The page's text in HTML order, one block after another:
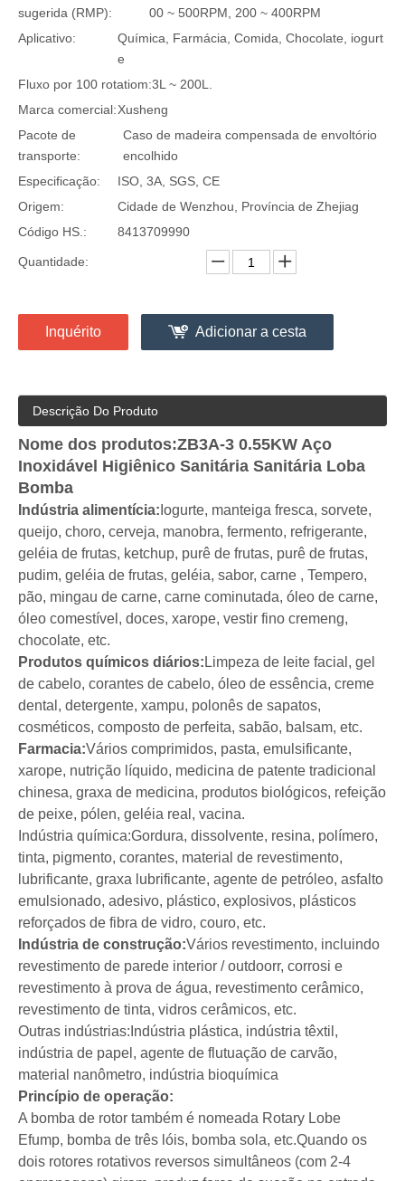
sugerida (RMP):
00 ~ 500RPM, 200 ~ 400RPM
Aplicativo:
Química, Farmácia, Comida, Chocolate, iogurt
e
Fluxo por 100 rotatiom:3L ~ 200L.
Marca comercial:Xusheng
Pacote de
transporte:
Caso de madeira compensada de envoltório
encolhido
Especificação:
ISO, 3A, SGS, CE
Origem:
Cidade de Wenzhou, Província de Zhejiag
Código HS.:
8413709990
Quantidade:
Inquérito Adicionar a cesta
Descrição Do Produto
Nome dos produtos:ZB3A-3 0.55KW Aço
Inoxidável Higiênico Sanitária Sanitária Loba
Bomba
Indústria alimentícia: Iogurte, manteiga fresca, sorvete,
queijo, choro, cerveja, manobra, fermento, refrigerante,
geléia de frutas, ketchup, purê de frutas, purê de frutas,
pudim, geléia de frutas, geléia, sabor, carne , Tempero,
pão, mingau de carne, carne cominutada, óleo de carne,
óleo comestível, doces, xarope, vestir fino cremeng,
chocolate, etc.
Produtos químicos diários: Limpeza de leite facial, gel
de cabelo, corantes de cabelo, óleo de essência, creme
dental, detergente, xampu, polonês de sapatos,
cosméticos, composto de perfeita, sabão, balsam, etc.
Farmacia:Vários comprimidos, pasta, emulsificante,
xarope, nutrição líquido, medicina de patente tradicional
chinesa, graxa de medicina, produtos biológicos, refeição
de peixe, pólen, geléia real, vacina.
Indústria química:Gordura, dissolvente, resina, polímero,
tinta, pigmento, corantes, material de revestimento,
lubrificante, graxa lubrificante, agente de petróleo, asfalto
emulsionado, adesivo, plástico, explosivos, plásticos
reforçados de fibra de vidro, couro, etc.
Indústria de construção:Vários revestimento, incluindo
revestimento de parede interior / outdoorr, corrosi e
revestimento à prova de água, revestimento cerâmico,
revestimento de tinta, vidros cerâmicos, etc.
Outras indústrias: Indústria plástica, indústria têxtil,
indústria de papel, agente de flutuação de carvão,
material nanômetro, indústria bioquímica
Princípio de operação:
A bomba de rotor também é nomeada Rotary Lobe
Efump, bomba de três lóis, bomba sola, etc.Quando os
dois rotores rotativos reversos simultâneos (com 2-4